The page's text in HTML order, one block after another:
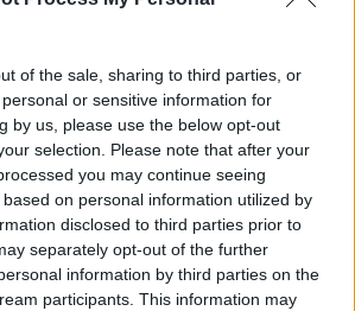
of the sale, sharing to third parties, or
or sensitive information for
by us, please use the below opt-out
selection. Please note that after your
you may continue seeing
on personal information utilized by
disclosed to third parties prior to
separately opt-out of the further
information by third parties on the
participants. This information may
Όροι Χρήσης της Google.
Lifestyle
ΧΑΙΝΤΙ ΚΛΟΥΜ
στοGoogle News και
για όλη την ειδησεογραφία και τα